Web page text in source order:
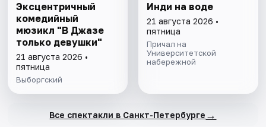
Эксцентричный
комедийный
мюзикл "В Джазе
только девушки"
21 августа 2026 •
пятница
Выборгский
Инди на воде
21 августа 2026 •
пятница
Причал на
Университетской
набережной
Все спектакли в Санкт-Петербурге →